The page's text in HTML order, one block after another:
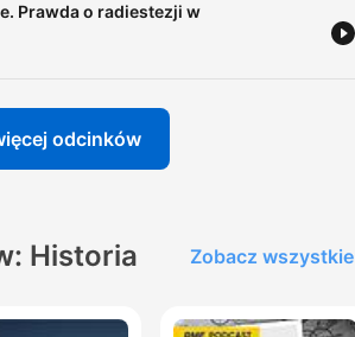
Prawda o radiestezji w
odcinków
Historia Zobacz wszystkie